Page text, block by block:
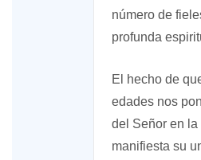
número de
profunda
El hecho de
edades nos
del Señor en
manifiesta su